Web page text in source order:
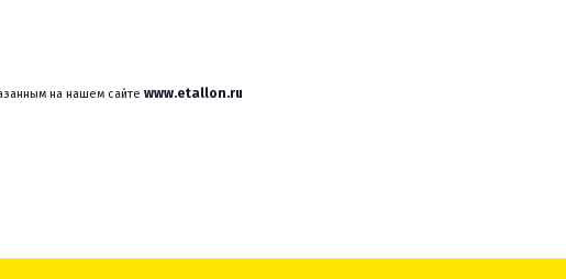
на нашем сайте www.etallon.ru